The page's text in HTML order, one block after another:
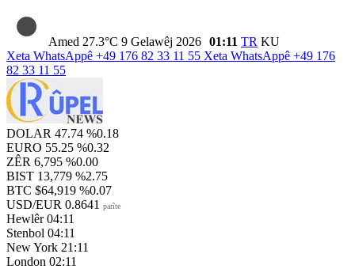
Amed 27.3°C 9 Gelawêj 2026 01:11 TR KU
Xeta WhatsAppê +49 176 82 33 11 55 Xeta WhatsAppê +49 176
82 33 11 55
DOLAR 47.74 %0.18
EURO 55.25 %0.32
ZÊR 6,795 %0.00
BIST 13,779 %2.75
BTC $64,919 %0.07
USD/EUR 0.8641 parîte
Hewlêr 04:11
Stenbol 04:11
New York 21:11
London 02:11